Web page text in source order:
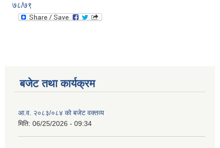
७८/७९
बजेट तथा कार्यक्रम
आ.व. २०८३/०८४ को बजेट वक्तव्य
मिति: 06/25/2026 - 09:34